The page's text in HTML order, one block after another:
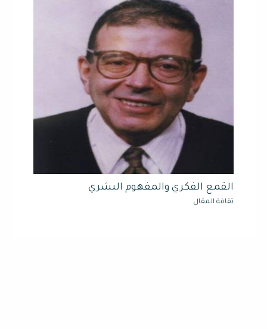
القمع الفكري والمفهوم البشري
ثقافة المقال